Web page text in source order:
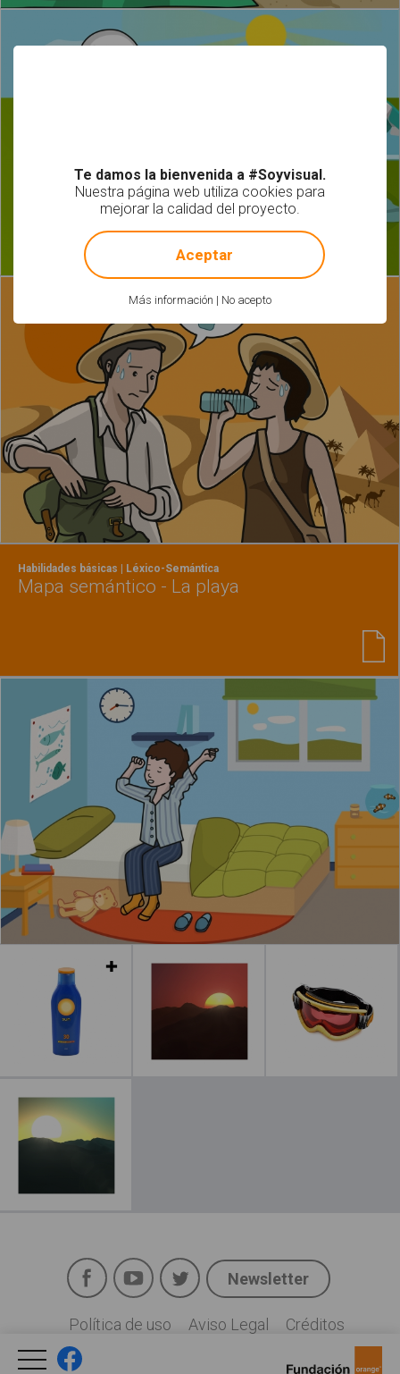
Habilidades básicas | Léxico-Semántica
Mapa semántico - La playa
Social
FacebookYouTubeTwitter
Newsletter
Legal
Política de uso Aviso Legal Créditos
Te damos la bienvenida a #Soyvisual.
Nuestra página web utiliza cookies para
mejorar la calidad del proyecto.
Más información | No acepto
! Not valid!
Aceptar